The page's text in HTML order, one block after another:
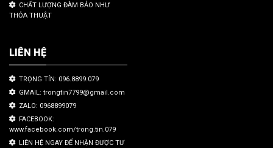
CHẤT LƯỢNG ĐÀM BẢO NHƯ
THỎA THUẬT
LIÊN HỆ
TRỌNG TÍN: 096.8899.079
GMAIL: trongtin7799@gmail.com
ZALO: 0968899079
FACEBOOK:
www.facebook.com/trong.tin.079
LIÊN HỆ NGAY ĐỂ NHẬN ĐƯỢC TƯ